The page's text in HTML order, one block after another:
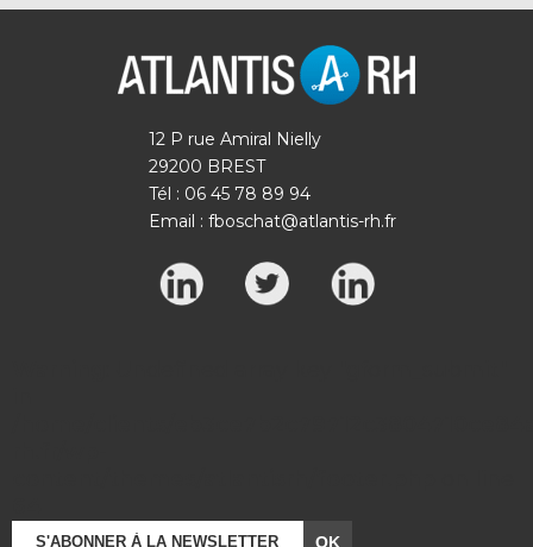
12 P rue Amiral Nielly
29200 BREST
Tél : 06 45 78 89 94
Email : fboschat@atlantis-rh.fr